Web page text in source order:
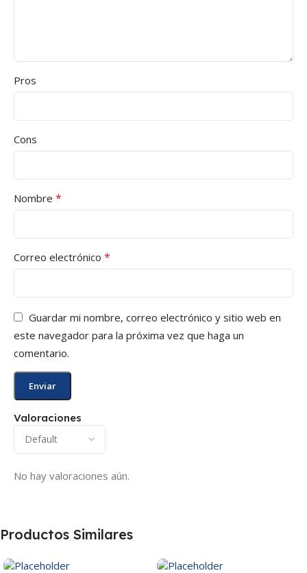
Valoraciones
No hay valoraciones aún.
Pros
Cons
Nombre *
Correo electrónico *
Guardar mi nombre, correo electrónico y sitio web en
este navegador para la próxima vez que haga un
comentario.
Productos Similares